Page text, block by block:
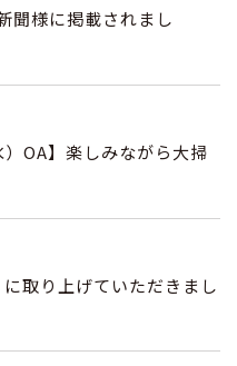
聞様に掲載されまし
OA】楽しみながら大掃
取り上げていただきまし